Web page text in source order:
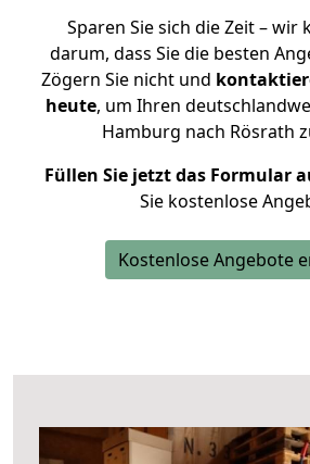
Sparen Sie sich die Zeit – wir
darum, dass Sie die besten
Zögern Sie nicht und
heute, um Ihren
Hamburg nach Rösrath
Füllen Sie jetzt das Formular
Sie kostenlose
Kostenlose Angebote